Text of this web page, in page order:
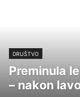
DRUŠTVO
Preminula
– nakon